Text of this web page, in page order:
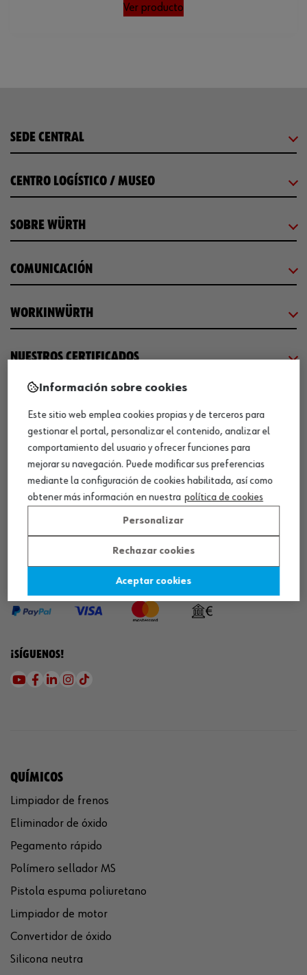
Ver producto
SEDE CENTRAL
CENTRO LOGÍSTICO / MUSEO
SOBRE WÜRTH
COMUNICACIÓN
WORKINWÜRTH
NUESTROS CERTIFICADOS
¡SÍGUENOS!
QUÍMICOS
Limpiador de frenos
Eliminador de óxido
Pegamento rápido
Polímero sellador MS
Pistola espuma poliuretano
Limpiador de motor
Convertidor de óxido
Silicona neutra
Información sobre cookies
Este sitio web emplea cookies propias y de terceros para
gestionar el portal, personalizar el contenido, analizar el
comportamiento del usuario y ofrecer funciones para
mejorar su navegación. Puede modificar sus preferencias
mediante la configuración de cookies habilitada, así como
obtener más información en nuestra política de cookies
Personalizar
Rechazar cookies
Aceptar cookies